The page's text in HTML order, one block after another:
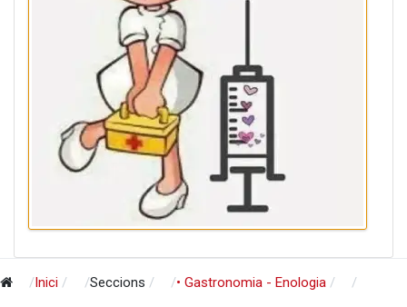
Inici Seccions • Gastronomia - Enologia